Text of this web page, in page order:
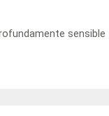
sensible